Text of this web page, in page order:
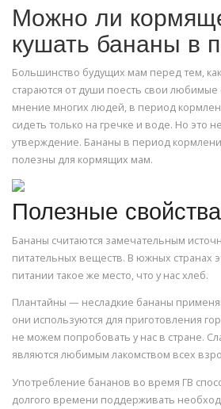
Можно ли
кушать бананы в
Большинство будущих мам перед тем,
стараются от души поесть свои любимые
мнение многих людей, в период
сидеть только на гречке и воде. Но это
утверждение. Бананы в период
полезны для кормящих мам.
Полезные
Бананы считаются замечательным
питательных веществ. В южных странах
питании такое же место, что у нас хлеб.
Плантайны — несладкие бананы
они используются для приготовления
не можем попробовать у нас в стране.
являются любимым лакомством всех
Употребление бананов во время ГВ
долгого времени поддерживать